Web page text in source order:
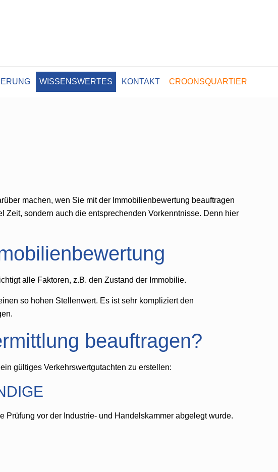
WISSENSWERTES KONTAKT CROONSQUARTIER
machen, wen Sie mit der Immobilienbewertung beauftragen
Zeit, sondern auch die entsprechenden Vorkenntnisse. Denn hier
alle Faktoren, z.B. den Zustand der Immobilie.
so hohen Stellenwert. Es ist sehr kompliziert den
beauftragen?
gültiges Verkehrswertgutachten zu erstellen:
vor der Industrie- und Handelskammer abgelegt wurde.